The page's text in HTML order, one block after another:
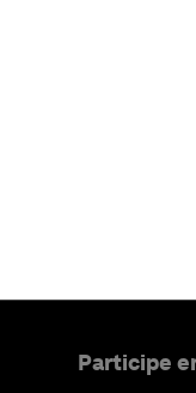
Participe